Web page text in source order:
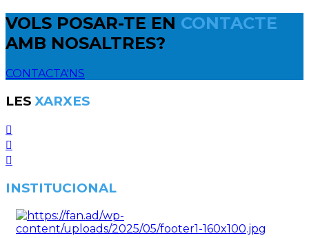
VOLS POSAR-TE EN CONTACTE
AMB NOSALTRES?
CONTACTA'NS
LES XARXES
INSTITUCIONAL